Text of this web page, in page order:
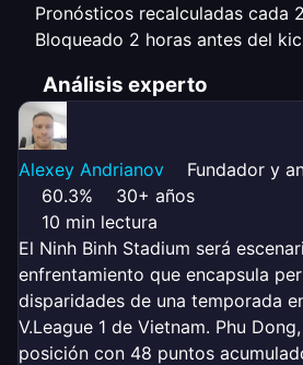
Pronósticos recalculadas cada
Bloqueado 2 horas antes del
Análisis experto
Alexey Andrianov
Fundador y
60.3%
30+ años
10 min lectura
El Ninh Binh Stadium será
enfrentamiento que encapsula
disparidades de una temporada
V.League 1 de Vietnam. Phu
posición con 48 puntos